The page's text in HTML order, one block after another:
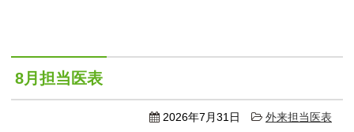
8月担当医表
2026年7月31日 外来担当医表